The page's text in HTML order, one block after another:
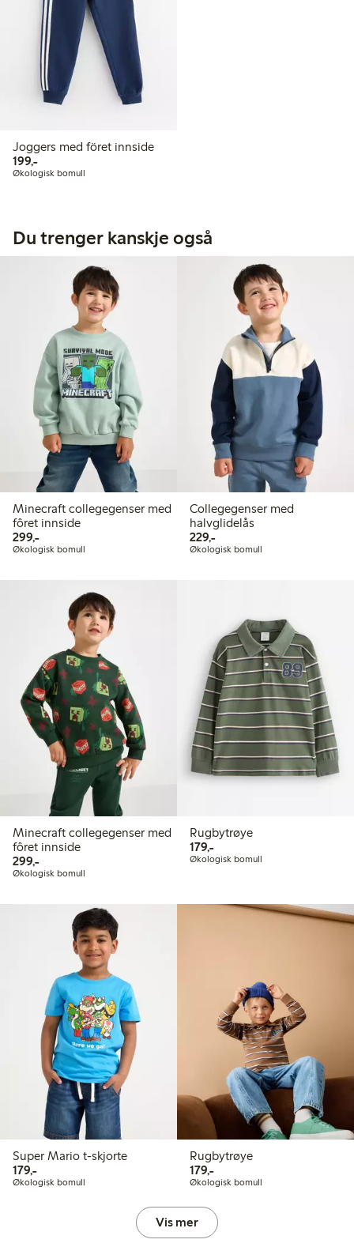
Joggers med föret innside
199,-199,00 kr
Økologisk bomull
Du trenger kanskje også
Minecraft collegegenser med
fôret innside
299,-299,00 kr
Økologisk bomull
Collegegenser med
halvglidelås
229,-229,00 kr
Økologisk bomull
Minecraft collegegenser med
fôret innside
299,-299,00 kr
Økologisk bomull
Rugbytrøye
179,-179,00 kr
Økologisk bomull
Super Mario t-skjorte
179,-179,00 kr
Økologisk bomull
Rugbytrøye
179,-179,00 kr
Økologisk bomull
Vis mer